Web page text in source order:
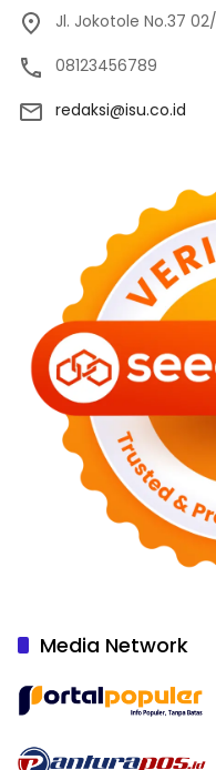
Jl. Jokotole No.37
08123456789
redaksi@isu.co.id
Media Network